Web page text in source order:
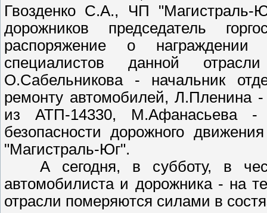
Гвозденко С.А., ЧП "Магистраль-
дорожников председатель
распоряжение о
специалистов данной
О.Сабельникова - начальник
ремонту автомобилей, Л.Пленина -
из АТП-14330, М.Афанасьева
безопасности дорожного
"Магистраль-Юг".
А сегодня, в субботу, в
автомобилиста и дорожника - на
отрасли померяются силами в